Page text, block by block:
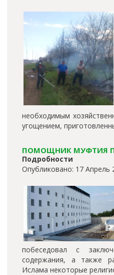
необходимым
угощением,
ПОМОЩНИК МУФТИЯ
Подробности
Опубликовано: 17 Апрель
побеседовал с
содержания, а также
Ислама некоторые